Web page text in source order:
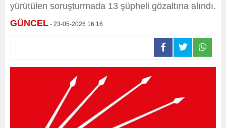
yürütülen soruşturmada 13 şüpheli gözaltına alındı.
GÜNCEL - 23-05-2026 16:16